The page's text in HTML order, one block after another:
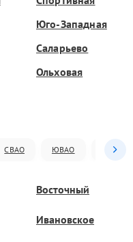
Юго-Западная
Саларьево
Ольховая
СВАО ЮВАО ЮАО
Восточный
Ивановское